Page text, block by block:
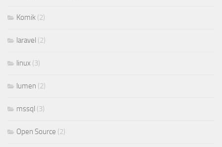
Komik (2)
laravel (2)
linux (3)
lumen (2)
mssql (3)
Open Source (2)